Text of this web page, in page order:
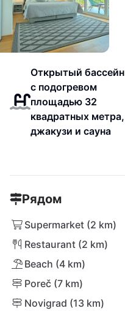
Открытый бассейн
с подогревом
площадью 32
квадратных метра,
джакузи и сауна
Рядом
Supermarket (2 km)
Restaurant (2 km)
Beach (4 km)
Poreč (7 km)
Novigrad (13 km)